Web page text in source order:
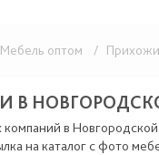
оптом /
В
в
на каталог с фото